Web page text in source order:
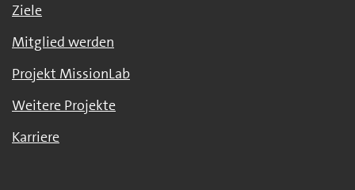
Ziele
Mitglied werden
Projekt MissionLab
Weitere Projekte
Karriere